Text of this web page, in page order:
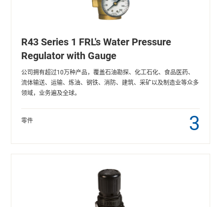
R43 Series 1 FRL's Water Pressure
Regulator with Gauge
公司拥有超过10万种产品，覆盖石油勘探、化工石化、食品医药、
流体输送、运输、炼油、钢铁、消防、建筑、采矿以及制造业等众多
领域，业务遍及全球。
零件 3